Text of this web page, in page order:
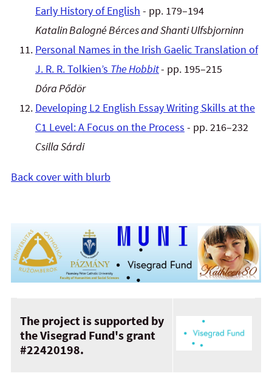
Early History of English - pp. 179–194
Katalin Balogné Bérces and Shanti Ulfsbjorninn
Personal Names in the Irish Gaelic Translation of
J. R. R. Tolkien’s The Hobbit- pp. 195–215
Dóra Pődör
Developing L2 English Essay Writing Skills at the
C1 Level: A Focus on the Process - pp. 216–232
Csilla Sárdi
Back cover with blurb
The project is supported by
the Visegrad Fund's grant
#22420198.